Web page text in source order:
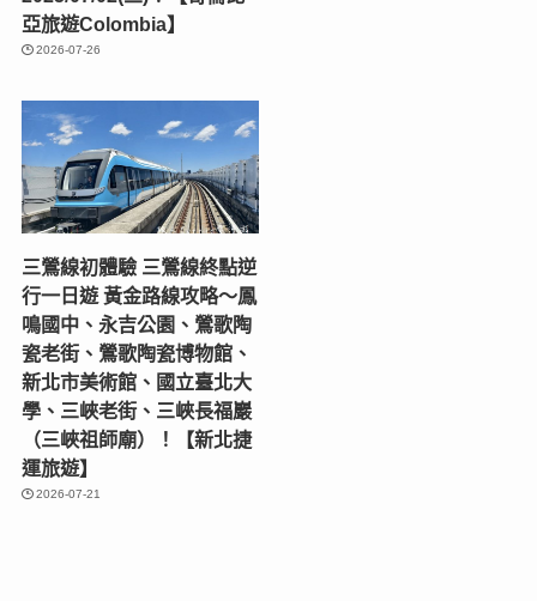
亞旅遊Colombia】
2026-07-26
三鶯線初體驗 三鶯線終點逆
行一日遊 黃金路線攻略～鳳
鳴國中、永吉公園、鶯歌陶
瓷老街、鶯歌陶瓷博物館、
新北市美術館、國立臺北大
學、三峽老街、三峽長福巖
（三峽祖師廟）！【新北捷
運旅遊】
2026-07-21